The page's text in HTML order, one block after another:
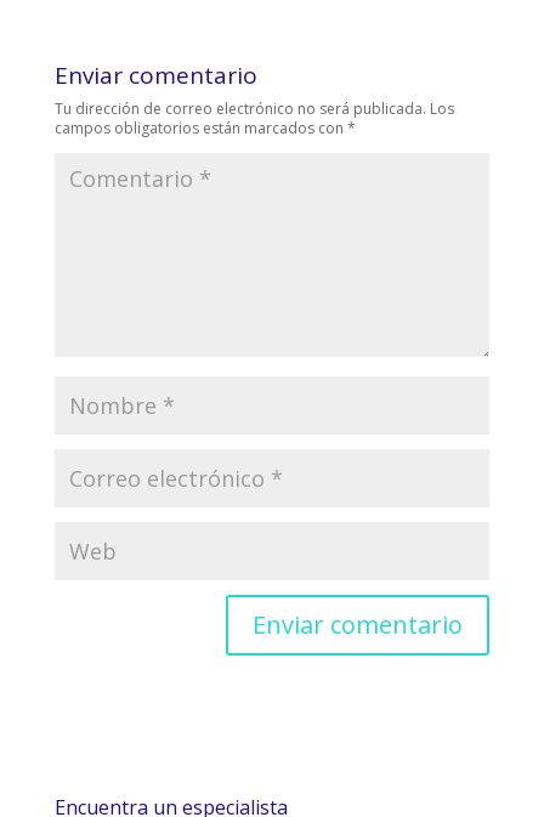
Enviar comentario
Tu dirección de correo electrónico no será publicada. Los
campos obligatorios están marcados con *
Encuentra un especialista